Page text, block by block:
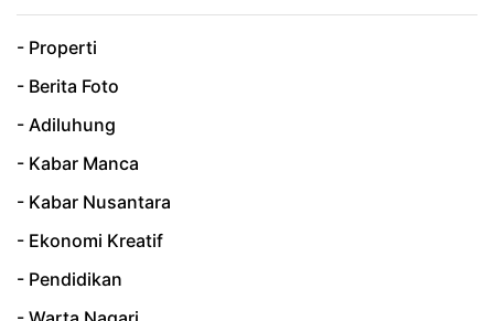
- Properti
- Berita Foto
- Adiluhung
- Kabar Manca
- Kabar Nusantara
- Ekonomi Kreatif
- Pendidikan